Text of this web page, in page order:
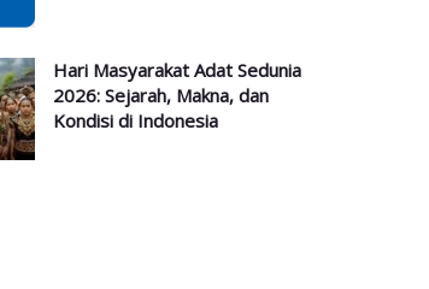
Hari Masyarakat Adat Sedunia
2026: Sejarah, Makna, dan
Kondisi di Indonesia